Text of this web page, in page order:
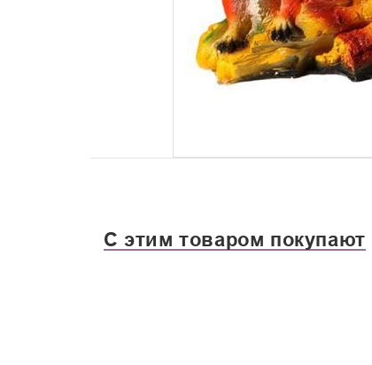
С этим товаром покупают